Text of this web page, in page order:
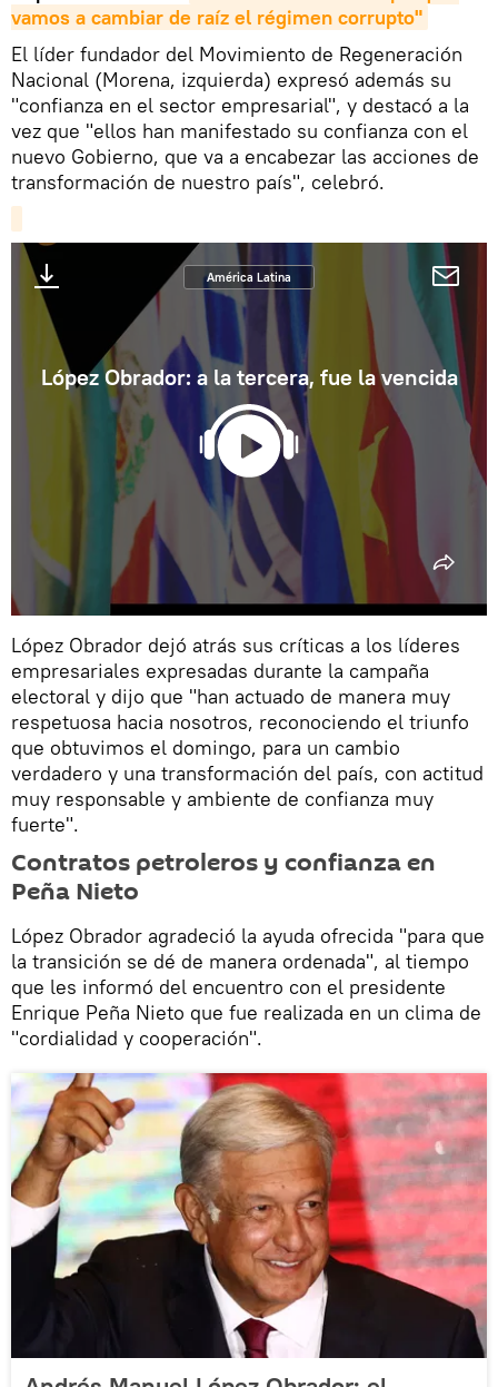
vamos a cambiar de raíz el régimen corrupto"
El líder fundador del Movimiento de Regeneración
Nacional (Morena, izquierda) expresó además su
"confianza en el sector empresarial", y destacó a la
vez que "ellos han manifestado su confianza con el
nuevo Gobierno, que va a encabezar las acciones de
transformación de nuestro país", celebró.
América Latina
López Obrador: a la tercera, fue la vencida
López Obrador dejó atrás sus críticas a los líderes
empresariales expresadas durante la campaña
electoral y dijo que "han actuado de manera muy
respetuosa hacia nosotros, reconociendo el triunfo
que obtuvimos el domingo, para un cambio
verdadero y una transformación del país, con actitud
muy responsable y ambiente de confianza muy
fuerte".
Contratos petroleros y confianza en
Peña Nieto
López Obrador agradeció la ayuda ofrecida "para que
la transición se dé de manera ordenada", al tiempo
que les informó del encuentro con el presidente
Enrique Peña Nieto que fue realizada en un clima de
"cordialidad y cooperación".